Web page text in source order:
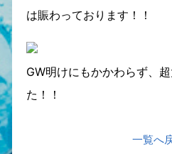
は賑わっております！！
GW明けにもかかわらず、
た！！
一覧へ